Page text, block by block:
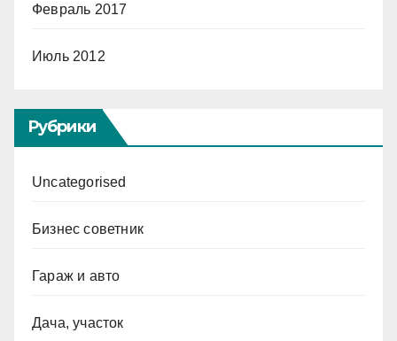
Февраль 2017
Июль 2012
Рубрики
Uncategorised
Бизнес советник
Гараж и авто
Дача, участок